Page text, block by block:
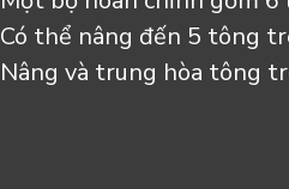
Có thể nâng đến 5 tông
Nâng và trung hòa tông